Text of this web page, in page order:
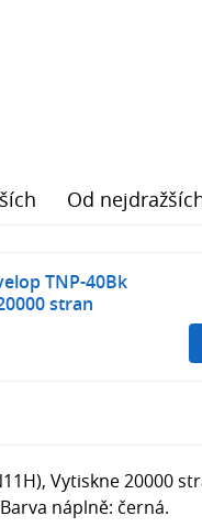
Od
TNP-40Bk
stran
Vytiskne 20000
náplně: černá.